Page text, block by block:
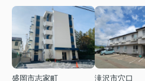
盛岡市志家町
滝沢市穴口